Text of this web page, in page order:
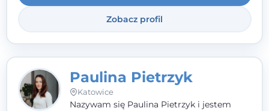
Zobacz profil
Paulina Pietrzyk
Katowice
Nazywam się Paulina Pietrzyk i jestem